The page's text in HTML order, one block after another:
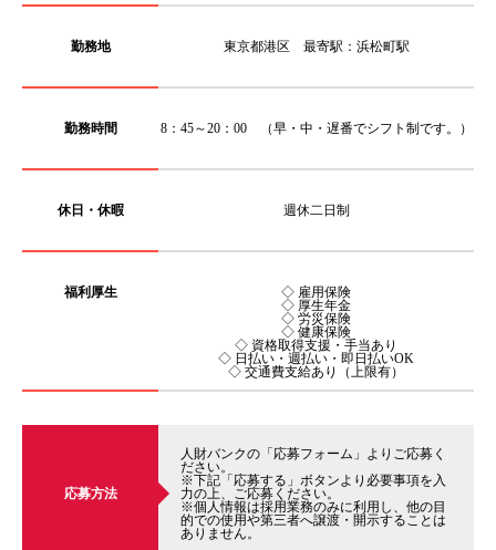
勤務地 東京都港区 最寄駅：浜松町駅
勤務時間 8：45～20：00 （早・中・遅番でシフト制です。）
休日・休暇 週休二日制
福利厚生
◇ 雇用保険
◇ 厚生年金
◇ 労災保険
◇ 健康保険
◇ 資格取得支援・手当あり
◇ 日払い・週払い・即日払いOK
◇ 交通費支給あり（上限有）
応募方法
人財バンクの「応募フォーム」よりご応募く
ださい。
※下記「応募する」ボタンより必要事項を入
力の上、ご応募ください。
※個人情報は採用業務のみに利用し、他の目
的での使用や第三者へ譲渡・開示することは
ありません。